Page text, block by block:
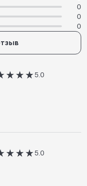
0
0
0
5.0
5.0